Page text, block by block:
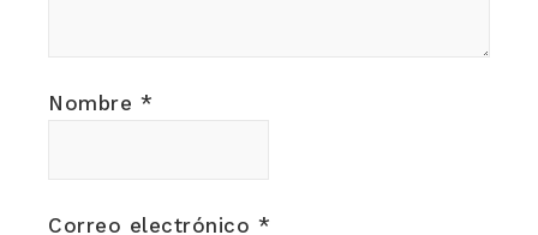
Nombre *
Correo electrónico *